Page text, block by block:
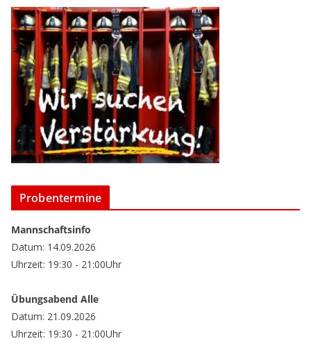
Probentermine
Mannschaftsinfo
Datum: 14.09.2026
Uhrzeit: 19:30 - 21:00Uhr
Übungsabend Alle
Datum: 21.09.2026
Uhrzeit: 19:30 - 21:00Uhr